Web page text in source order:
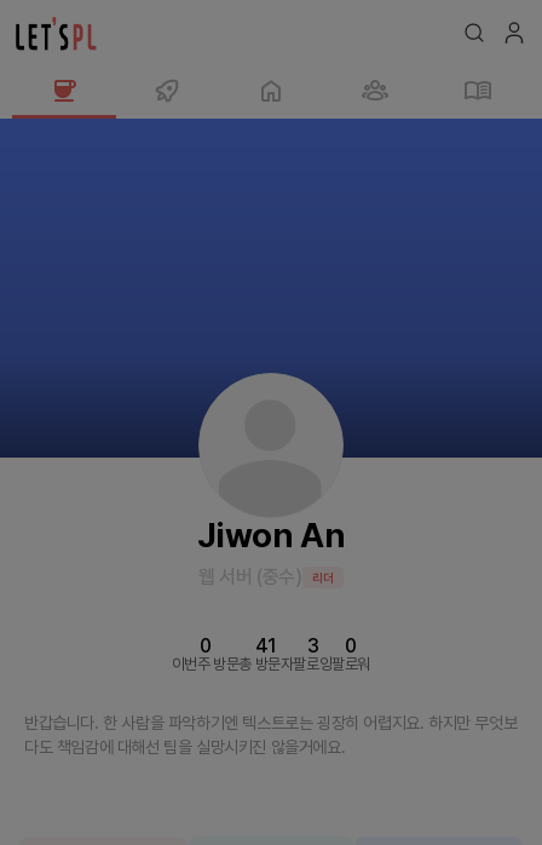
Jiwon An
웹 서버 (중수) 리더
이번주 방문
0
총 방문자
41
팔로잉
3
팔로워
0
반갑습니다. 한 사람을 파악하기엔 텍스트로는 굉장히 어렵지요. 하지만 무엇보
다도 책임감에 대해선 팀을 실망시키진 않을거에요.